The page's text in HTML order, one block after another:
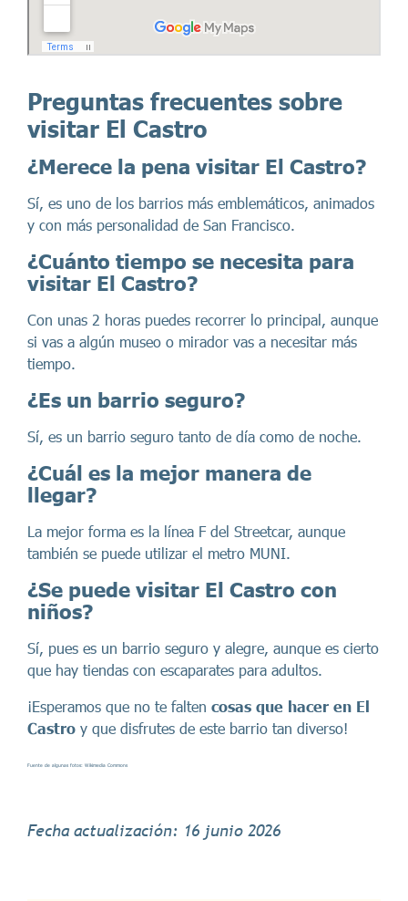
Preguntas frecuentes sobre
visitar El Castro
¿Merece la pena visitar El Castro?
Sí, es uno de los barrios más emblemáticos, animados
y con más personalidad de San Francisco.
¿Cuánto tiempo se necesita para
visitar El Castro?
Con unas 2 horas puedes recorrer lo principal, aunque
si vas a algún museo o mirador vas a necesitar más
tiempo.
¿Es un barrio seguro?
Sí, es un barrio seguro tanto de día como de noche.
¿Cuál es la mejor manera de
llegar?
La mejor forma es la línea F del Streetcar, aunque
también se puede utilizar el metro MUNI.
¿Se puede visitar El Castro con
niños?
Sí, pues es un barrio seguro y alegre, aunque es cierto
que hay tiendas con escaparates para adultos.
¡Esperamos que no te falten cosas que hacer en El
Castro y que disfrutes de este barrio tan diverso!
Fuente de algunas fotos: Wikimedia Commons
Fecha actualización: 16 junio 2026